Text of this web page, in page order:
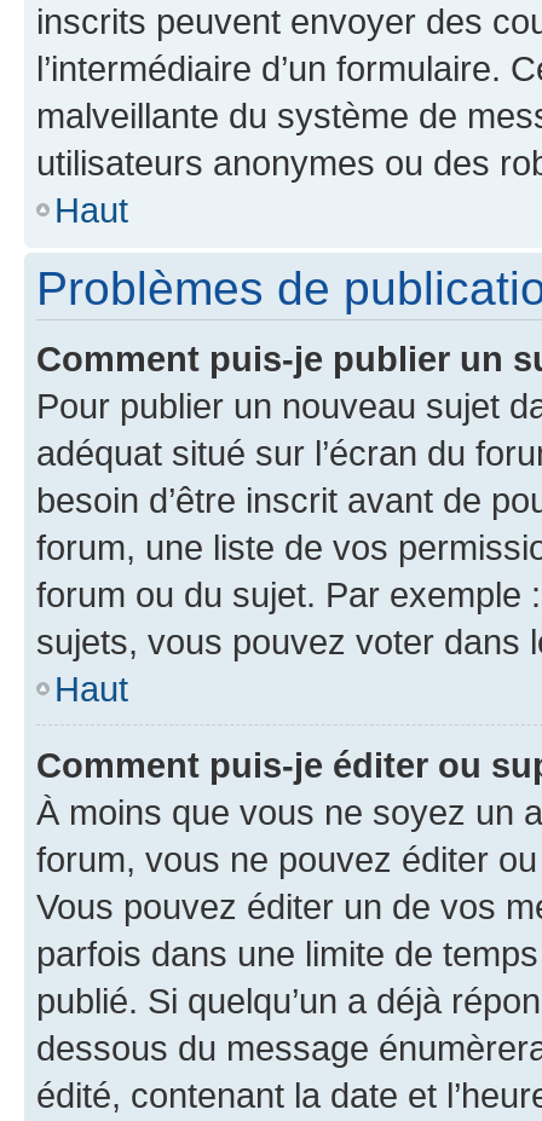
inscrits peuvent envoyer des
l’intermédiaire d’un formulaire.
malveillante du système de
utilisateurs anonymes ou des
Haut
Problèmes de
Comment puis-je publier un
Pour publier un nouveau sujet
adéquat situé sur l’écran du
besoin d’être inscrit avant de
forum, une liste de vos
forum ou du sujet. Par exemple
sujets, vous pouvez voter dans
Haut
Comment puis-je éditer ou
À moins que vous ne soyez un
forum, vous ne pouvez éditer
Vous pouvez éditer un de vos
parfois dans une limite de
publié. Si quelqu’un a déjà
dessous du message
édité, contenant la date et